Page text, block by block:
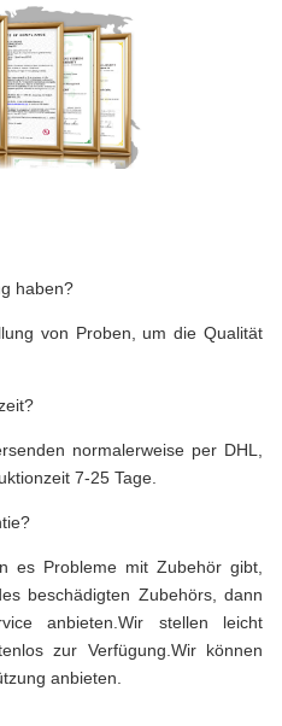
haben?
von Proben, um die Qualität
normalerweise per DHL,
7-25 Tage.
Probleme mit Zubehör gibt,
beschädigten Zubehörs, dann
anbieten.Wir stellen leicht
zur Verfügung.Wir können
anbieten.